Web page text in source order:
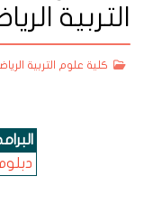
التربية
كلية علوم التربية